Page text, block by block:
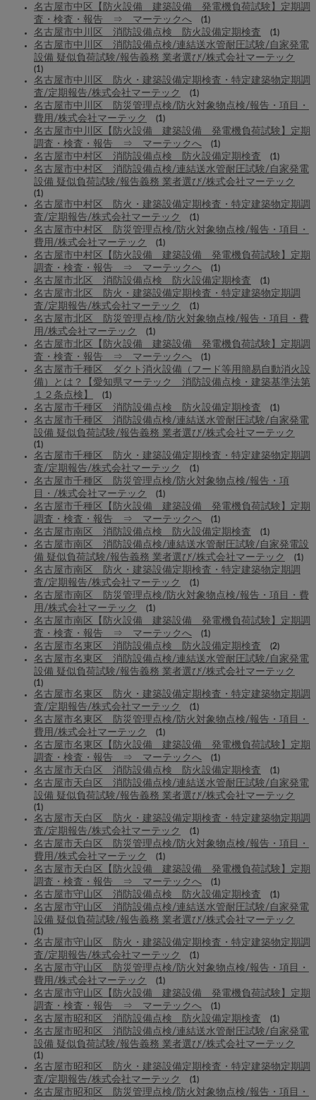
名古屋市中区【防火設備 建築設備 発電機負荷試験】定期調
査・検査・報告 ⇒ マーテックへ
(1)
名古屋市中川区 消防設備点検 防火設備定期検査 (1)
名古屋市中川区 消防設備点検/連結送水管耐圧試験/自家発電
設備 疑似負荷試験/報告義務 業者選び/株式会社マーテック
(1)
名古屋市中川区 防火・建築設備定期検査・特定建築物定期調
査/定期報告/株式会社マーテック
(1)
名古屋市中川区 防災管理点検/防火対象物点検/報告・項目・
費用/株式会社マーテック
(1)
名古屋市中川区【防火設備 建築設備 発電機負荷試験】定期
調査・検査・報告 ⇒ マーテックへ
(1)
名古屋市中村区 消防設備点検 防火設備定期検査 (1)
名古屋市中村区 消防設備点検/連結送水管耐圧試験/自家発電
設備 疑似負荷試験/報告義務 業者選び/株式会社マーテック
(1)
名古屋市中村区 防火・建築設備定期検査・特定建築物定期調
査/定期報告/株式会社マーテック
(1)
名古屋市中村区 防災管理点検/防火対象物点検/報告・項目・
費用/株式会社マーテック
(1)
名古屋市中村区【防火設備 建築設備 発電機負荷試験】定期
調査・検査・報告 ⇒ マーテックへ
(1)
名古屋市北区 消防設備点検 防火設備定期検査 (1)
名古屋市北区 防火・建築設備定期検査・特定建築物定期調
査/定期報告/株式会社マーテック
(1)
名古屋市北区 防災管理点検/防火対象物点検/報告・項目・費
用/株式会社マーテック
(1)
名古屋市北区【防火設備 建築設備 発電機負荷試験】定期調
査・検査・報告 ⇒ マーテックへ
(1)
名古屋市千種区 ダクト消火設備（フード等用簡易自動消火設
備）とは？【愛知県マーテック 消防設備点検・建築基準法第
１２条点検】
(1)
名古屋市千種区 消防設備点検 防火設備定期検査 (1)
名古屋市千種区 消防設備点検/連結送水管耐圧試験/自家発電
設備 疑似負荷試験/報告義務 業者選び/株式会社マーテック
(1)
名古屋市千種区 防火・建築設備定期検査・特定建築物定期調
査/定期報告/株式会社マーテック
(1)
名古屋市千種区 防災管理点検/防火対象物点検/報告・項
目・/株式会社マーテック
(1)
名古屋市千種区【防火設備 建築設備 発電機負荷試験】定期
調査・検査・報告 ⇒ マーテックへ
(1)
名古屋市南区 消防設備点検 防火設備定期検査 (1)
名古屋市南区 消防設備点検/連結送水管耐圧試験/自家発電設
備 疑似負荷試験/報告義務 業者選び/株式会社マーテック
(1)
名古屋市南区 防火・建築設備定期検査・特定建築物定期調
査/定期報告/株式会社マーテック
(1)
名古屋市南区 防災管理点検/防火対象物点検/報告・項目・費
用/株式会社マーテック
(1)
名古屋市南区【防火設備 建築設備 発電機負荷試験】定期調
査・検査・報告 ⇒ マーテックへ
(1)
名古屋市名東区 消防設備点検 防火設備定期検査 (2)
名古屋市名東区 消防設備点検/連結送水管耐圧試験/自家発電
設備 疑似負荷試験/報告義務 業者選び/株式会社マーテック
(1)
名古屋市名東区 防火・建築設備定期検査・特定建築物定期調
査/定期報告/株式会社マーテック
(1)
名古屋市名東区 防災管理点検/防火対象物点検/報告・項目・
費用/株式会社マーテック
(1)
名古屋市名東区【防火設備 建築設備 発電機負荷試験】定期
調査・検査・報告 ⇒ マーテックへ
(1)
名古屋市天白区 消防設備点検 防火設備定期検査 (1)
名古屋市天白区 消防設備点検/連結送水管耐圧試験/自家発電
設備 疑似負荷試験/報告義務 業者選び/株式会社マーテック
(1)
名古屋市天白区 防火・建築設備定期検査・特定建築物定期調
査/定期報告/株式会社マーテック
(1)
名古屋市天白区 防災管理点検/防火対象物点検/報告・項目・
費用/株式会社マーテック
(1)
名古屋市天白区【防火設備 建築設備 発電機負荷試験】定期
調査・検査・報告 ⇒ マーテックへ
(1)
名古屋市守山区 消防設備点検 防火設備定期検査 (1)
名古屋市守山区 消防設備点検/連結送水管耐圧試験/自家発電
設備 疑似負荷試験/報告義務 業者選び/株式会社マーテック
(1)
名古屋市守山区 防火・建築設備定期検査・特定建築物定期調
査/定期報告/株式会社マーテック
(1)
名古屋市守山区 防災管理点検/防火対象物点検/報告・項目・
費用/株式会社マーテック
(1)
名古屋市守山区【防火設備 建築設備 発電機負荷試験】定期
調査・検査・報告 ⇒ マーテックへ
(1)
名古屋市昭和区 消防設備点検 防火設備定期検査 (1)
名古屋市昭和区 消防設備点検/連結送水管耐圧試験/自家発電
設備 疑似負荷試験/報告義務 業者選び/株式会社マーテック
(1)
名古屋市昭和区 防火・建築設備定期検査・特定建築物定期調
査/定期報告/株式会社マーテック
(1)
名古屋市昭和区 防災管理点検/防火対象物点検/報告・項目・